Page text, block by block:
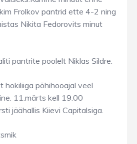
Frolkov pantrid ette 4-2 ning
Nikita Fedorovits minut
pantrite poolelt Niklas Sildre.
hokiliiga põhihooajal veel
11.märts kell 19.00
jäähallis Kiievi Capitalsiga.